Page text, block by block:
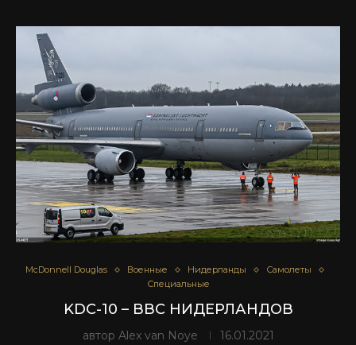
McDonnell Douglas Военные Нидерланды
Самолеты
Специальные
KDC-10 – ВВС НИДЕРЛАНДОВ
автор Alex van Noye 16.01.2021